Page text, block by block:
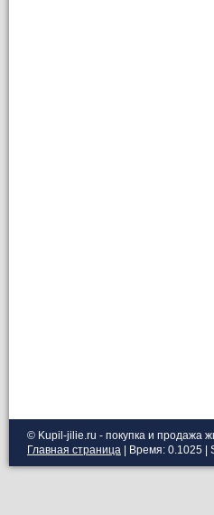
© Kupil-jilie.ru - покупка и продажа
Главная страница | Время: 0.1025 |